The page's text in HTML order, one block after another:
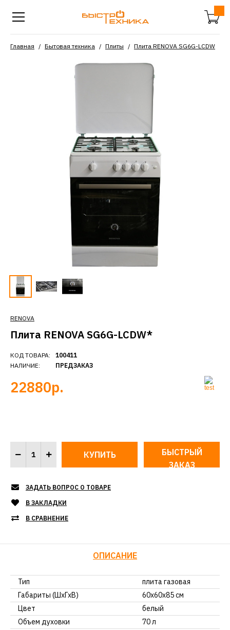
Главная Бытовая техника Плиты Плита RENOVA SG6G-LCDW
RENOVA
Плита RENOVA SG6G-LCDW*
КОД ТОВАРА:
НАЛИЧИЕ:
100411
ПРЕДЗАКАЗ
22880р.
БЫСТРЫЙ
ЗАКАЗ
ЗАДАТЬ ВОПРОС О ТОВАРЕ
В ЗАКЛАДКИ
В СРАВНЕНИЕ
ОПИСАНИЕ
Тип
плита газовая
Габариты (ШхГхВ)
60х60х85 см
Цвет
белый
Объем духовки
70 л